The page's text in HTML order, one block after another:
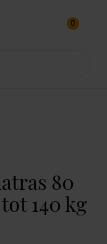
0
80
140 kg